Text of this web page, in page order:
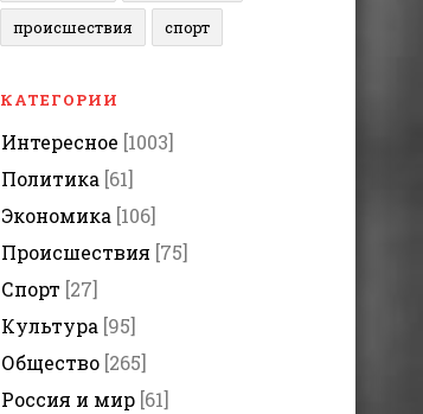
происшествия спорт
КАТЕГОРИИ
Интересное [1003]
Политика [61]
Экономика [106]
Происшествия [75]
Спорт [27]
Культура [95]
Общество [265]
Россия и мир [61]